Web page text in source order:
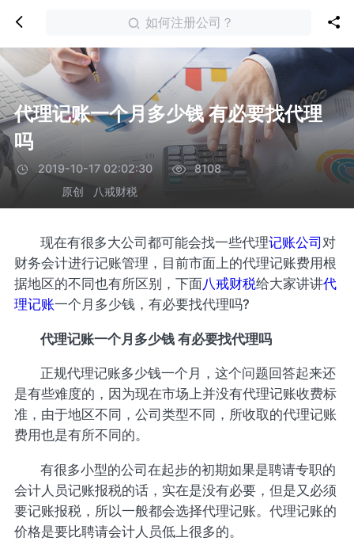
如何注册公司？
代理记账一个月多少钱 有必要找代理
吗
2019-10-17 02:02:30
8108
原创
八戒财税
现在有很多大公司都可能会找一些代理记账公司 对
财务会计进行记账管理，目前市面上的代理记账费用根
据地区的不同也有所区别，下面八戒财税给大家讲讲代
理记账一个月多少钱，有必要找代理吗?
代理记账一个月多少钱 有必要找代理吗
正规代理记账多少钱一个月，这个问题回答起来还
是有些难度的，因为现在市场上并没有代理记账收费标
准，由于地区不同，公司类型不同，所收取的代理记账
费用也是有所不同的。
有很多小型的公司在起步的初期如果是聘请专职的
会计人员记账报税的话，实在是没有必要，但是又必须
要记账报税，所以一般都会选择代理记账。代理记账的
价格是要比聘请会计人员低上很多的。